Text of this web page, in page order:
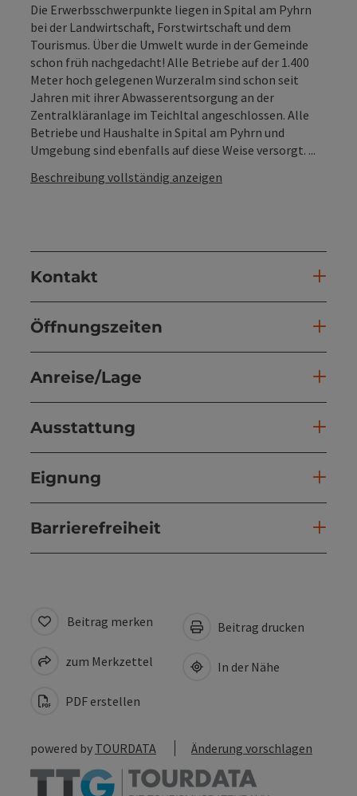
Die Erwerbsschwerpunkte liegen in Spital am Pyhrn
bei der Landwirtschaft, Forstwirtschaft und dem
Tourismus. Über die Umwelt wurde in der Gemeinde
schon früh nachgedacht! Alle Betriebe auf der 1.400
Meter hoch gelegenen Wurzeralm sind schon seit
Jahren mit ihrer Abwasserentsorgung an der
Zentralkläranlage im Teichltal angeschlossen. Alle
Betriebe und Haushalte in Spital am Pyhrn und
Umgebung sind ebenfalls auf diese Weise versorgt. ...
Beschreibung vollständig anzeigen
Kontakt
Öffnungszeiten
Anreise/Lage
Ausstattung
Eignung
Barrierefreiheit
Beitrag merken
zum Merkzettel
PDF erstellen
Beitrag drucken
In der Nähe
powered by TOURDATA Änderung vorschlagen